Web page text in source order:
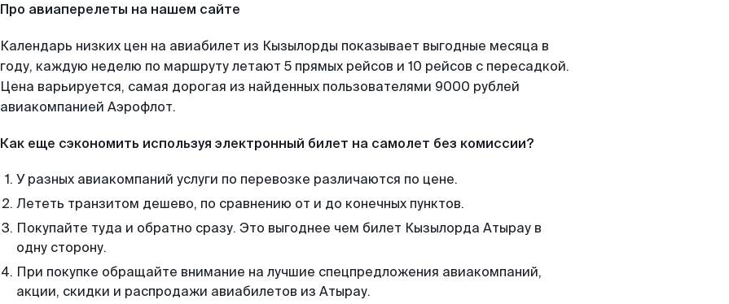
Про авиаперелеты на нашем сайте
Календарь низких цен на авиабилет из Кызылорды показывает выгодные месяца в
году, каждую неделю по маршруту летают 5 прямых рейсов и 10 рейсов с пересадкой.
Цена варьируется, самая дорогая из найденных пользователями 9000 рублей
авиакомпанией Аэрофлот.
Как еще сэкономить используя электронный билет на самолет без комиссии?
У разных авиакомпаний услуги по перевозке различаются по цене.
Лететь транзитом дешево, по сравнению от и до конечных пунктов.
Покупайте туда и обратно сразу. Это выгоднее чем билет Кызылорда Атырау в
одну сторону.
При покупке обращайте внимание на лучшие спецпредложения авиакомпаний,
акции, скидки и распродажи авиабилетов из Атырау.